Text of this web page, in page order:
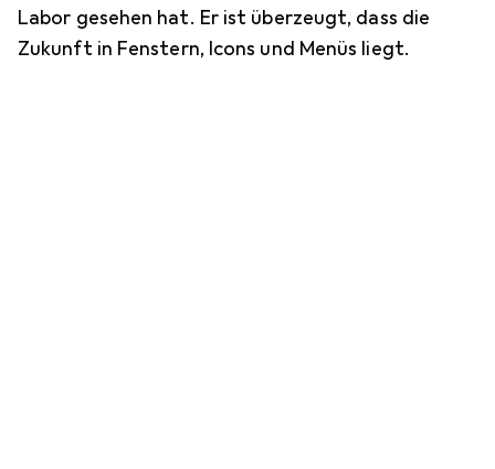
Labor gesehen hat. Er ist überzeugt, dass die
Zukunft in Fenstern, Icons und Menüs liegt.